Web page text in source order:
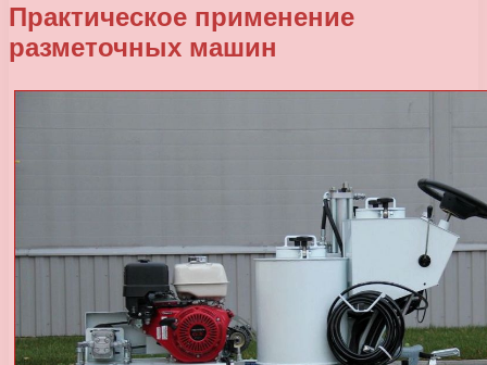
Практическое применение
разметочных машин